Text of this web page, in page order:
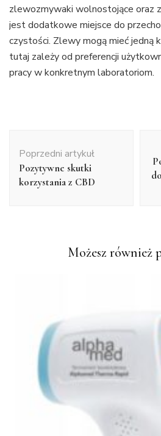
zlewozmywaki wolnostojące oraz
jest dodatkowe miejsce do
czystości. Zlewy mogą mieć jedną
tutaj zależy od preferencji
pracy w konkretnym laboratoriom.
wpisu
Poprzedni artykuł
Pozytywne skutki
korzystania z CBD
Możesz również